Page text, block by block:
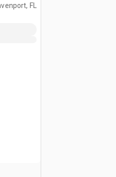
(Unused)
FL